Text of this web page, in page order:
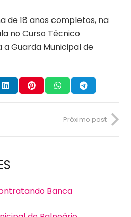
de 18 anos completos, na
no Curso Técnico
a Guarda Municipal de
Próximo post
Banca